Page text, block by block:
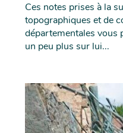
Ces notes prises à la
topographiques et de
départementales vous
un peu plus sur lui...